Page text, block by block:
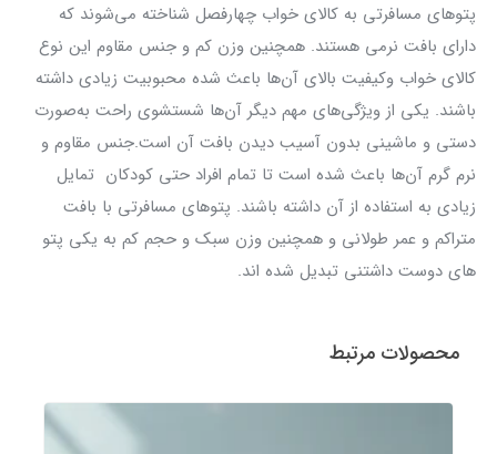
پتو‌های مسافرتی به کالای خواب چهارفصل شناخته می‌شوند که
دارای بافت نرمی هستند. همچنین وزن کم و جنس مقاوم این نوع
کالای خواب وکیفیت بالای آن‌ها باعث شده محبوبیت زیادی داشته
باشند. یکی از ویژگی‌های مهم دیگر آن‌ها شستشوی راحت به‌صورت
دستی و ماشینی بدون آسیب دیدن بافت آن است.جنس مقاوم و
نرم گرم آن‌ها باعث شده است تا تمام افراد حتی کودکان تمایل
زیادی به استفاده از آن داشته باشند. پتو‌های مسافرتی با بافت
متراکم و عمر طولانی و همچنین وزن سبک و حجم کم به یکی پتو
های دوست داشتنی تبدیل شده اند.
محصولات مرتبط